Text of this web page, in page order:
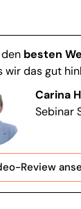
besten
wir das gut
Carina
Sebinar
Review